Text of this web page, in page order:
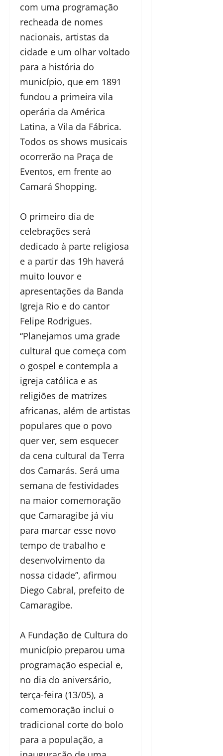
com uma programação
recheada de nomes
nacionais, artistas da
cidade e um olhar voltado
para a história do
município, que em 1891
fundou a primeira vila
operária da América
Latina, a Vila da Fábrica.
Todos os shows musicais
ocorrerão na Praça de
Eventos, em frente ao
Camará Shopping.
O primeiro dia de
celebrações será
dedicado à parte religiosa
e a partir das 19h haverá
muito louvor e
apresentações da Banda
Igreja Rio e do cantor
Felipe Rodrigues.
“Planejamos uma grade
cultural que começa com
o gospel e contempla a
igreja católica e as
religiões de matrizes
africanas, além de artistas
populares que o povo
quer ver, sem esquecer
da cena cultural da Terra
dos Camarás. Será uma
semana de festividades
na maior comemoração
que Camaragibe já viu
para marcar esse novo
tempo de trabalho e
desenvolvimento da
nossa cidade”, afirmou
Diego Cabral, prefeito de
Camaragibe.
A Fundação de Cultura do
município preparou uma
programação especial e,
no dia do aniversário,
terça-feira (13/05), a
comemoração inclui o
tradicional corte do bolo
para a população, a